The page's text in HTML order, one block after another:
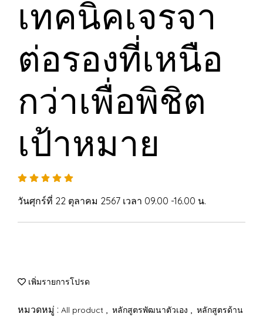
เทคนิคเจรจา
ต่อรองที่เหนือ
กว่าเพื่อพิชิต
เป้าหมาย
วันศุกร์ที่ 22 ตุลาคม 2567 เวลา 09.00 -16.00 น.
เพิ่มรายการโปรด
หมวดหมู่ : All product , หลักสูตรพัฒนาตัวเอง , หลักสูตรด้าน